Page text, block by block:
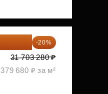
-20%
31 703 280 ₽
379 680 ₽ за м²